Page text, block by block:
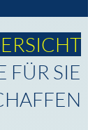
FÜR SIE